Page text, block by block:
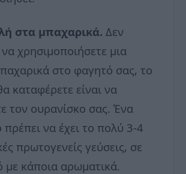
στα μπαχαρικά. Δεν
να χρησιμοποιήσετε μια
στο φαγητό σας, το
καταφέρετε είναι να
τον ουρανίσκο σας. Ένα
πρέπει να έχει το πολύ 3-4
πρωτογενείς γεύσεις, σε
με κάποια αρωματικά.